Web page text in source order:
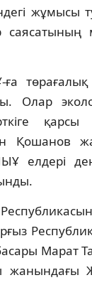
жұмысы
төрағалық
Олар
Қошанов
елдері
Марат
жанындағы